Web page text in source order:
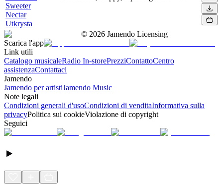
Sweeter
Nectar
Utkrysta
© 2026 Jamendo Licensing
Scarica l'app
Link utili
Catalogo musicaleRadio In-storePrezziContattoCentro
assistenzaContattaci
Jamendo
Jamendo per artistiJamendo Music
Note legali
Condizioni generali d'usoCondizioni di venditaInformativa sulla
privacyPolitica sui cookieViolazione di copyright
Seguici